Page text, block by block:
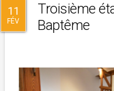
11
FÉV
Troisième
Baptême